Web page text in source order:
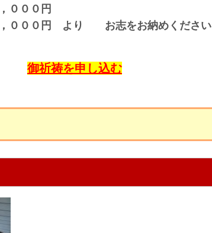
０００円
，０００円 より お志をお納めください
御祈祷を申し込む